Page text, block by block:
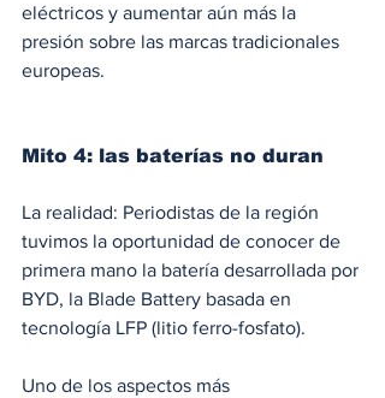
eléctricos y aumentar aún más la
presión sobre las marcas tradicionales
europeas.
Mito 4: las baterías no duran
La realidad: Periodistas de la región
tuvimos la oportunidad de conocer de
primera mano la batería desarrollada por
BYD, la Blade Battery basada en
tecnología LFP (litio ferro-fosfato).
Uno de los aspectos más